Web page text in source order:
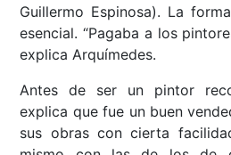
Guillermo Espinosa). La
esencial. “Pagaba a los
explica Arquímedes.
Antes de ser un pintor
explica que fue un buen
sus obras con cierta